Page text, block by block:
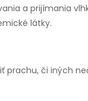
a prijímania
látky.
prachu, či iných